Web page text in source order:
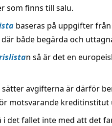
som finns till salu.
baseras på uppgifter
både begärda och
n så är det en
sätter avgifterna är därför
motsvarande kreditinstitut
i det fallet inte med att det